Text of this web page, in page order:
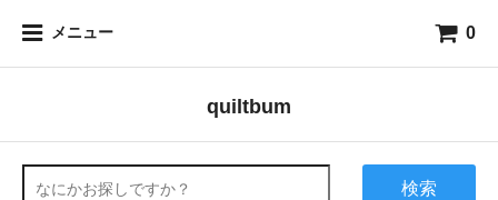
メニュー 0
quiltbum
検索